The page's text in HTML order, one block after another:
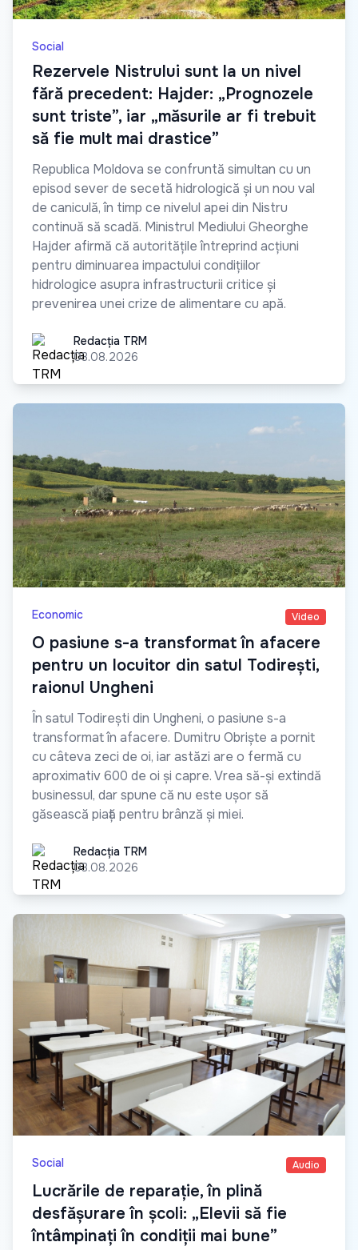
Social
Rezervele Nistrului sunt la un nivel
fără precedent: Hajder: „Prognozele
sunt triste”, iar „măsurile ar fi trebuit
să fie mult mai drastice”
Republica Moldova se confruntă simultan cu un
episod sever de secetă hidrologică și un nou val
de caniculă, în timp ce nivelul apei din Nistru
continuă să scadă. Ministrul Mediului Gheorghe
Hajder afirmă că autoritățile întreprind acțiuni
pentru diminuarea impactului condițiilor
hidrologice asupra infrastructurii critice și
prevenirea unei crize de alimentare cu apă.
Redacția TRM
Redacția TRM
03.08.2026
Economic Video
O pasiune s-a transformat în afacere
pentru un locuitor din satul Todirești,
raionul Ungheni
În satul Todirești din Ungheni, o pasiune s-a
transformat în afacere. Dumitru Obriște a pornit
cu câteva zeci de oi, iar astăzi are o fermă cu
aproximativ 600 de oi și capre. Vrea să-și extindă
businessul, dar spune că nu este ușor să
găsească piață pentru brânză și miei.
Redacția TRM
Redacția TRM
03.08.2026
Social Audio
Lucrările de reparație, în plină
desfășurare în școli: „Elevii să fie
întâmpinați în condiții mai bune”